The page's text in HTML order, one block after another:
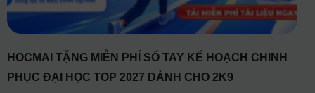
HOCMAI TẶNG MIỄN PHÍ SỔ TAY KẾ HOẠCH CHINH
PHỤC ĐẠI HỌC TOP 2027 DÀNH CHO 2K9